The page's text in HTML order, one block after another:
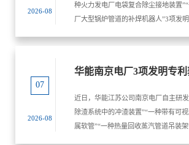
2026-08
种火力发电厂电袋复合除尘接地装置
厂大型锅炉管道的补焊机器人”3项发明
07
2026-08
华能南京电厂3项发明专
近日，华能江苏公司南京电厂自主研
除渣系统中的冲渣装置”“一种带有可
属软管”“一种热量回收蒸汽管道吊装架